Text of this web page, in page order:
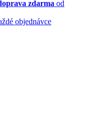
zdarma od
objednávce